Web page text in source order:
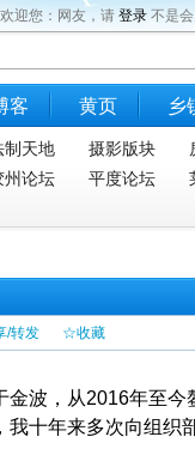
欢迎您：网友，请 登录 不是
客 黄页 乡
制天地 摄影版块
州论坛 平度论坛
/转发 ☆收藏
波，从2016年至
十年来多次向组织